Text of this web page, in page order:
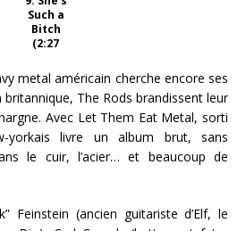
Such a
Bitch
(2:27
metal américain cherche encore ses
britannique, The Rods brandissent leur
Avec Let Them Eat Metal, sorti
livre un album brut, sans
le cuir, l’acier… et beaucoup de
Feinstein (ancien guitariste d’Elf, le